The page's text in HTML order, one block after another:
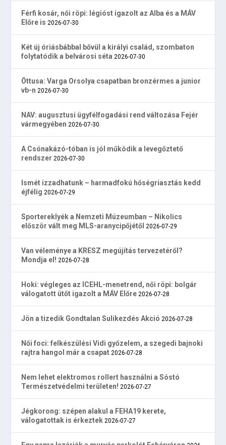
Férfi kosár, női röpi: légióst igazolt az Alba és a MÁV
Előre is 2026-07-30
Két új óriásbábbal bővül a királyi család, szombaton
folytatódik a belvárosi séta 2026-07-30
Öttusa: Varga Orsolya csapatban bronzérmes a junior
vb-n 2026-07-30
NAV: augusztusi ügyfélfogadási rend változása Fejér
vármegyében 2026-07-30
A Csónakázó-tóban is jól működik a levegőztető
rendszer 2026-07-30
Ismét izzadhatunk – harmadfokú hőségriasztás kedd
éjfélig 2026-07-29
Sportereklyék a Nemzeti Múzeumban – Nikolics
először vált meg MLS-aranycipőjétől 2026-07-29
Van véleménye a KRESZ megújítás tervezetéről?
Mondja el! 2026-07-28
Hoki: végleges az ICEHL-menetrend, női röpi: bolgár
válogatott ütőt igazolt a MÁV Előre 2026-07-28
Jön a tizedik Gondtalan Sulikezdés Akció 2026-07-28
Női foci: felkészülési Vidi győzelem, a szegedi bajnoki
rajtra hangol már a csapat 2026-07-28
Nem lehet elektromos rollert használni a Sóstó
Természetvédelmi területen! 2026-07-27
Jégkorong: szépen alakul a FEHA19 kerete,
válogatottak is érkeztek 2026-07-27